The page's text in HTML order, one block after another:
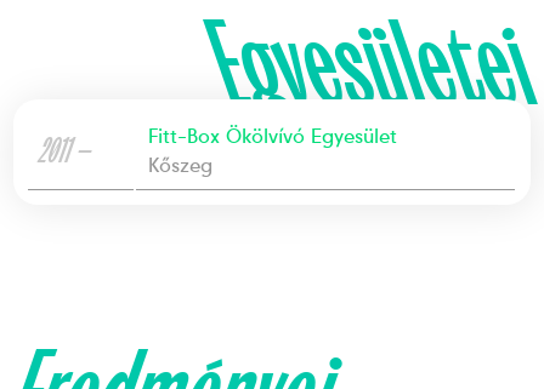
Egyesületei
2011 —
Fitt-Box Ökölvívó Egyesület
Kőszeg